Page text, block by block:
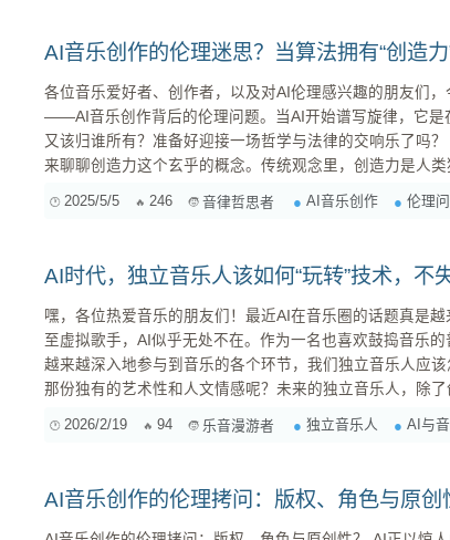
AI音乐创作的伦理迷思？当算法拥有“创造力
各位音乐爱好者、创作者，以及对AI伦理感兴趣的朋友们
——AI音乐创作背后的伦理问题。当AI开始谱写旋律，它是
又该归谁所有？准备好迎接一场哲学与法律的交响乐了吗？ 1. 创造力：AI的“灵感”从何而来？ 先
来聊聊创造力这个玄乎的概念。传统观念里，创造力是人
其中的规律、风格、和弦走向，然后模仿、组合、生成新的音乐。 问题来了：这算是
2025/5/5 246 音律哲思者 AI音乐创作 伦理
AI时代，独立音乐人该如何“玩转”技术，不失
嘿，各位热爱音乐的朋友们！最近AI在音乐圈的话题真是
至虚拟歌手，AI似乎无处不在。作为一名也喜欢鼓捣音乐
越来越深入地参与到音乐的各个环节，我们独立音乐人应
那份独有的艺术性和人文情感呢？未来的独立音乐人，除了
音乐创作带来了前所未有的效率和可能
2026/2/19 94 乐音漫游者 独立音乐人 AI与
AI音乐创作的伦理拷问：版权、角色与原创